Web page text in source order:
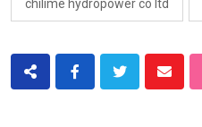
chilime hydropower co ltd